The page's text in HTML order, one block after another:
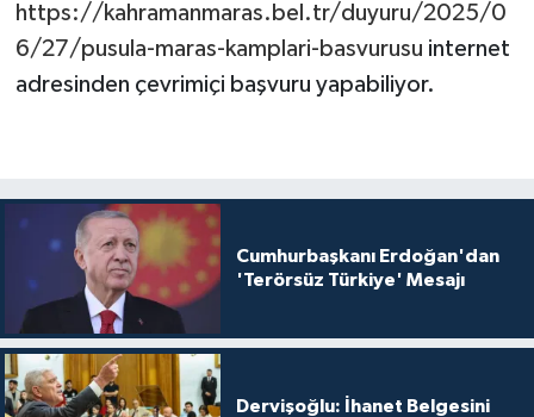
https://kahramanmaras.bel.tr/duyuru/2025/0
6/27/pusula-maras-kamplari-basvurusu internet
adresinden çevrimiçi başvuru yapabiliyor.
Cumhurbaşkanı Erdoğan'dan
'Terörsüz Türkiye' Mesajı
Dervişoğlu: İhanet Belgesini